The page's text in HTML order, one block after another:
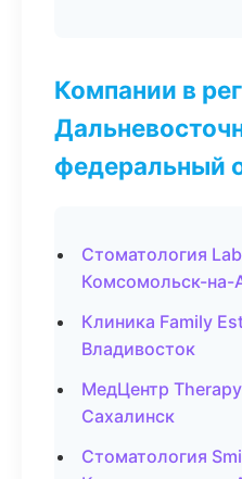
Компании в
федеральный
Стоматология
Комсомольск-на-
Клиника Family
Владивосток
МедЦентр
Сахалинск
Стоматология